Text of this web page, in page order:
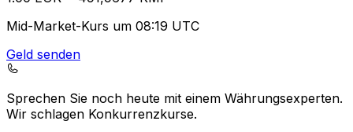
Mid-Market-Kurs um 08:19 UTC
Geld senden
Sprechen Sie noch heute mit einem Währungsexperten.
Wir schlagen Konkurrenzkurse.